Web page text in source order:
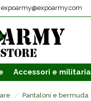
expoarmy@expoarmy.com
Accessori e militaria
Pantaloni e bermuda